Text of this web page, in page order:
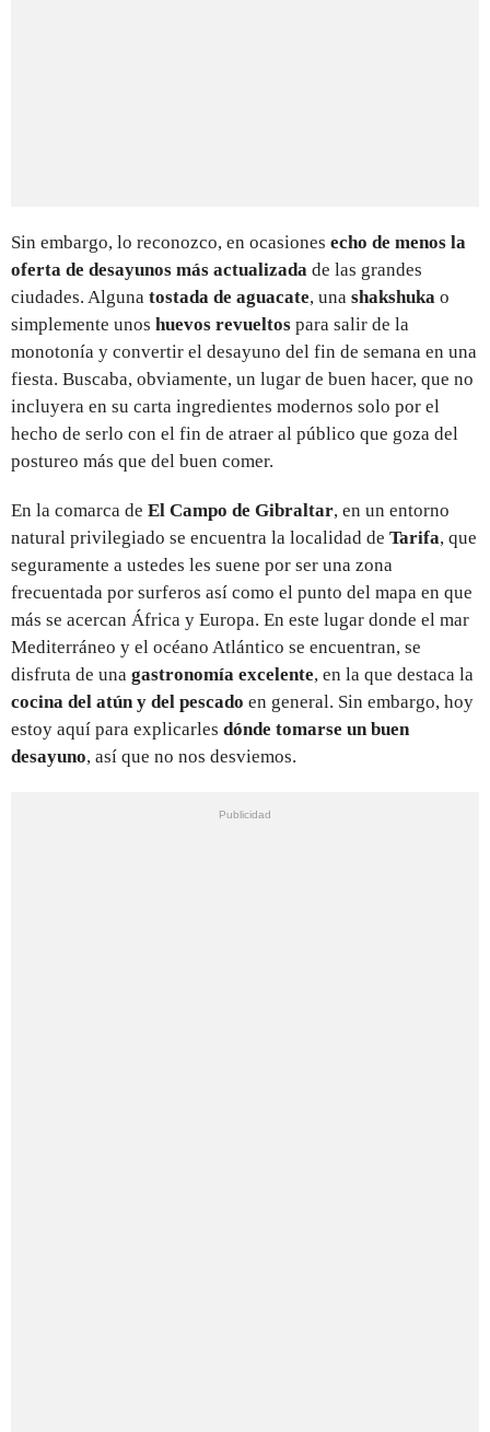
Sin embargo, lo reconozco, en ocasiones echo de menos la
oferta de desayunos más actualizada de las grandes
ciudades. Alguna tostada de aguacate, una shakshuka o
simplemente unos huevos revueltos para salir de la
monotonía y convertir el desayuno del fin de semana en una
fiesta. Buscaba, obviamente, un lugar de buen hacer, que no
incluyera en su carta ingredientes modernos solo por el
hecho de serlo con el fin de atraer al público que goza del
postureo más que del buen comer.
En la comarca de El Campo de Gibraltar, en un entorno
natural privilegiado se encuentra la localidad de Tarifa, que
seguramente a ustedes les suene por ser una zona
frecuentada por surferos así como el punto del mapa en que
más se acercan África y Europa. En este lugar donde el mar
Mediterráneo y el océano Atlántico se encuentran, se
disfruta de una gastronomía excelente, en la que destaca la
cocina del atún y del pescado en general. Sin embargo, hoy
estoy aquí para explicarles dónde tomarse un buen
desayuno, así que no nos desviemos.